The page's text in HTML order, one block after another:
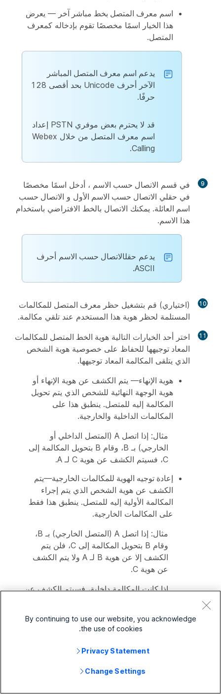
اسم معرف المتصل بخط مباشر آخر — يعرض
هذا الخيار اسمًا مخصصًا تقوم بإدخاله كمعرف
المتصل.
يدعم اسم معرف المتصل المباشر
الآخر
أحرف Unicode بحد أقصى 128
حرفًا.
قد لا يحترم بعض موفري PSTN إعداد
اسم معرف المتصل من خلال Webex
Calling.
9 في قسم الاتصال حسب الاسم ، أدخل اسمًا مخصصًا
في حقلي الاتصال حسب الاسم الأول و الاتصال حسب
اسم العائلة. يمكنك الاتصال بالخط الافتراضي باستخدام
هذا الاسم.
يدعم حقلالاتصال حسب الاسم أحرف
ASCII.
10 (اختياري) قم بتشغيل حظر معرف المتصل للمكالمات
المستلمة لحظر هوية هذا المستخدم عند تلقي مكالمة.
11 اختر أحد الخيارات التالية هوية الخط المتصل للمكالمات
المعاد توجيهها للحفاظ على خصوصية هوية الشخص
الذي يتلقى المكالمة المعاد توجيهها.
هوية الإنهاء— يتم الكشف عن هوية الإنهاء أو
هوية الوجهة النهائية للشخص الذي يتم تحويل
المكالمة إليه للمتصل. ينطبق هذا على
المكالمات الداخلية والخارجية.
مثال: إذا اتصل A (المتصل الداخلي أو
الخارجي) بـ B، وقام B بتحويل المكالمة إلى
C، فسيتم الكشف عن هوية C لـ A.
إعادة توجيه الهوية للمكالمات الخارجية—يتم
الكشف عن هوية الشخص الذي يتم إجراء
المكالمة الأولية إليه للمتصل. ينطبق هذا فقط
على المكالمات الخارجية.
مثال: إذا اتصل A (المتصل الخارجي) بـ B،
وقام B بتحويل المكالمة إلى C، فلن يتم
الكشف إلا عن هوية B لـ A ولا يتم الكشف
عن هوية C.
إذا كانت المكالمة داخلية، فسيتم الكشف عن
(المتصل الداخلي) بـ B، وقام B بإعادة توجيه
إعادة توجيه الهوية لجميع المكالمات
المكالمة الأولية إليه للمتصل. ينطبق هذا على
By continuing to use our website, you acknowledge
the use of cookies.
Privacy Statement
Change Settings